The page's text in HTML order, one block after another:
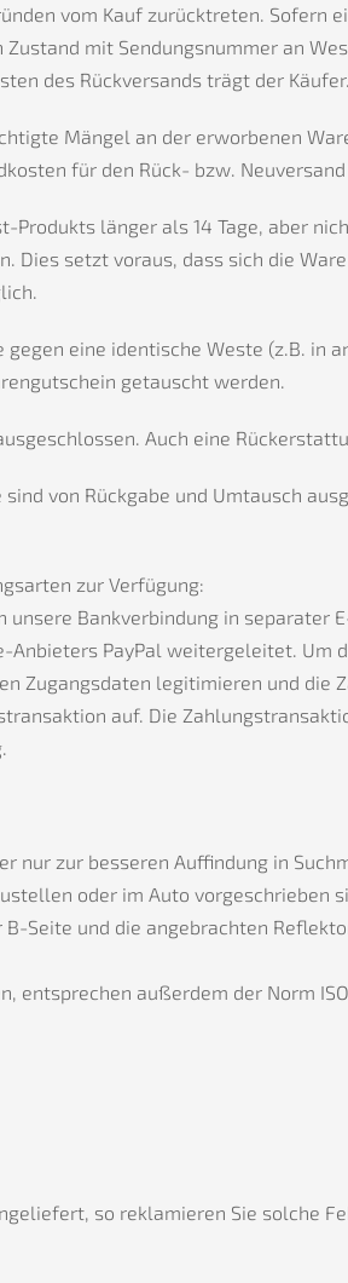
vom Kauf zurücktreten.
mit Sendungsnummer an
des Rückversands trägt der Käufer.
Mängel an der erworbenen
für den Rück- bzw.
Produkts länger als 14 Tage, aber
setzt voraus, dass sich die
eine identische Weste (z.B. in
getauscht werden.
Auch eine
von Rückgabe und Umtausch
zur Verfügung:
Bankverbindung in separater
PayPal weitergeleitet. Um
Zugangsdaten legitimieren und die
auf. Die
zur besseren Auffindung in
oder im Auto vorgeschrieben
Seite und die angebrachten
entsprechen außerdem der Norm
so reklamieren Sie solche